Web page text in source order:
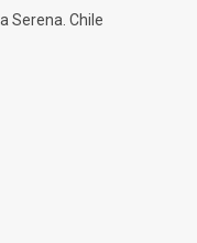
Serena. Chile